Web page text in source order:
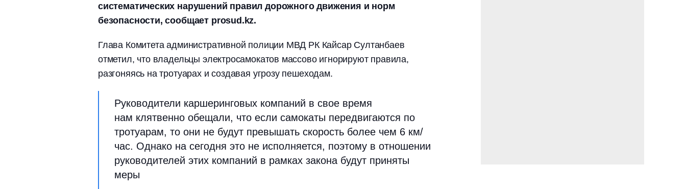
систематических нарушений правил дорожного движения и норм
безопасности, сообщает prosud.kz.
Глава Комитета административной полиции МВД РК Кайсар Султанбаев
отметил, что владельцы электросамокатов массово игнорируют правила,
разгоняясь на тротуарах и создавая угрозу пешеходам.
Руководители каршеринговых компаний в свое время
нам клятвенно обещали, что если самокаты передвигаются по
тротуарам, то они не будут превышать скорость более чем 6 км/
час. Однако на сегодня это не исполняется, поэтому в отношении
руководителей этих компаний в рамках закона будут приняты
меры